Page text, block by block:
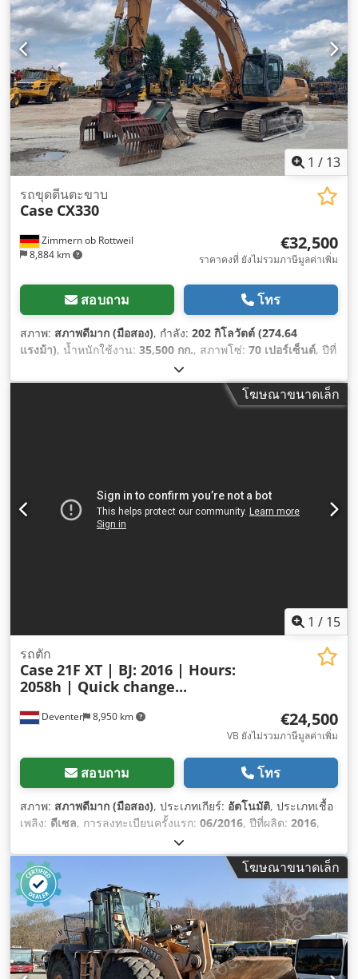
1 / 13
Zimmern ob Rottweil
8,884 km
รถขุดตีนตะขาบ
Case CX330
€32,500
ราคาคงที่ ยังไม่รวมภาษีมูลค่าเพิ่ม
สอบถาม โทร
สภาพ: สภาพดีมาก (มือสอง), กำลัง: 202 กิโลวัตต์ (274.64
แรงม้า), น้ำหนักใช้งาน: 35,500 กก., สภาพโซ่: 70 เปอร์เซ็นต์, ปีที่
9,139 h
อากาศ,
โฆษณาขนาดเล็ก
1 / 15
Deventer 8,950 km
รถตัก
Case 21F XT | BJ: 2016 | Hours:
2058h | Quick change...
€24,500
VB ยังไม่รวมภาษีมูลค่าเพิ่ม
สอบถาม โทร
สภาพ: สภาพดีมาก (มือสอง), ประเภทเกียร์: อัตโนมัติ, ประเภทเชื้อ
เพลิง: ดีเซล, การลงทะเบียนครั้งแรก: 06/2016, ปีที่ผลิต: 2016,
, อุปกรณ์:
โฆษณาขนาดเล็ก